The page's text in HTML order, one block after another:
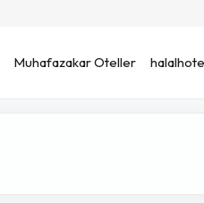
Muhafazakar Oteller